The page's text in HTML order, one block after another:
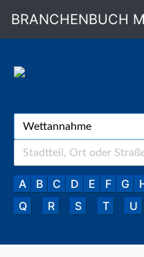
BRANCHENBUCH
A B C D E F G
Q
R S T U